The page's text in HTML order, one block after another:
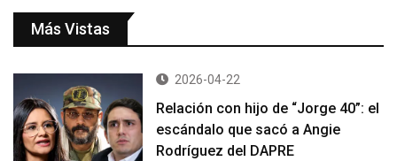
Más Vistas
2026-04-22
Relación con hijo de “Jorge 40”: el
escándalo que sacó a Angie
Rodríguez del DAPRE